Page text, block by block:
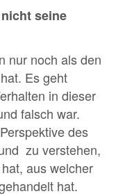
seine
nur noch als den
Es geht
in dieser
falsch war.
des
zu verstehen,
aus welcher
hat.